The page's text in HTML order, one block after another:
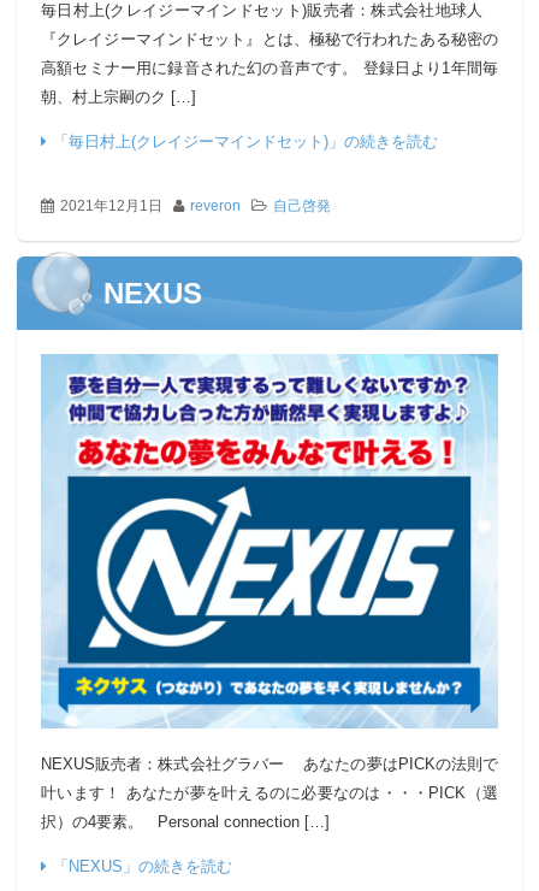
毎日村上(クレイジーマインドセット)販売者：株式会社地球人
『クレイジーマインドセット』とは、極秘で行われたある秘密の
高額セミナー用に録音された幻の音声です。 登録日より1年間毎
朝、村上宗嗣のク […]
「毎日村上(クレイジーマインドセット)」の続きを読む
2021年12月1日 reveron 自己啓発
NEXUS
NEXUS販売者：株式会社グラバー あなたの夢はPICKの法則で
叶います！ あなたが夢を叶えるのに必要なのは・・・PICK（選
択）の4要素。 Personal connection […]
「NEXUS」の続きを読む